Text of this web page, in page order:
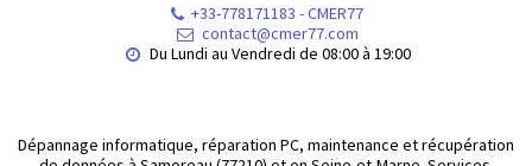
+33-778171183 -CMER77
contact@cmer77.com
Du Lundi au Vendredi de 08:00 à 19:00
Dépannage informatique, réparation PC, maintenance et récupération